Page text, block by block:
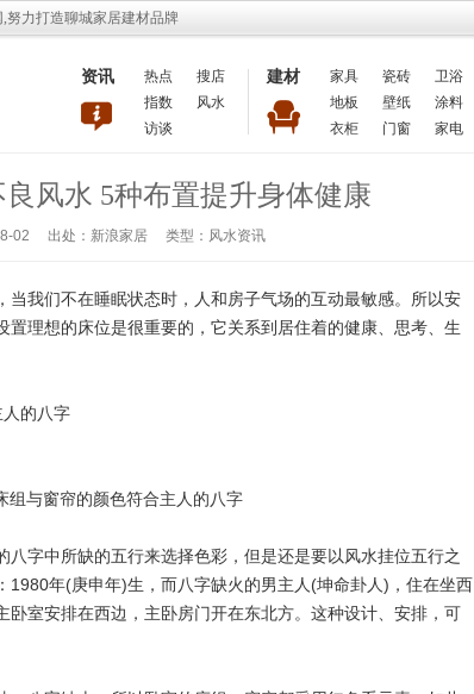
努力打造聊城家居建材品牌
资讯 热点
搜店
指数
风水
访谈
建材 家具 瓷砖 卫浴
地板
壁纸 涂料
衣柜
门窗 家电
风水 5种布置提升身体健康
02 出处：新浪家居 类型：风水资讯
我们不在睡眠状态时，人和房子气场的互动最敏感。所以安
置理想的床位是很重要的，它关系到居住着的健康、思考、生
的八字
组与窗帘的颜色符合主人的八字
字中所缺的五行来选择色彩，但是还是要以风水挂位五行之
1980年(庚申年)生，而八字缺火的男主人(坤命卦人)，住在坐西
卧室安排在西边，主卧房门开在东北方。这种设计、安排，可